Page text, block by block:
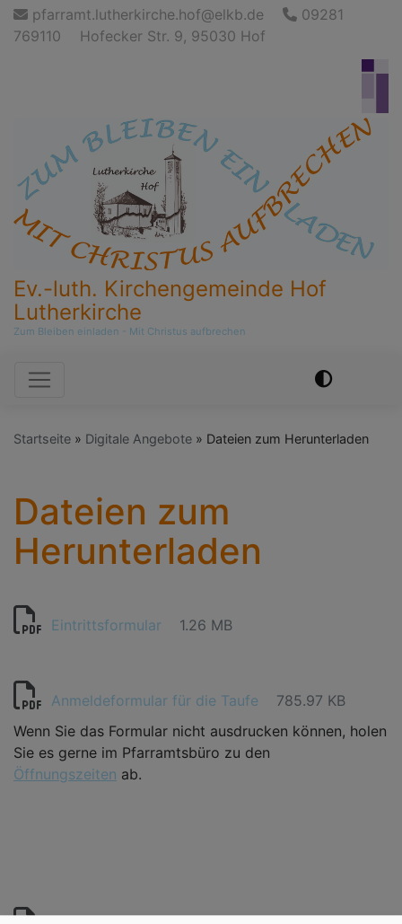
Direkt
zum
pfarramt.lutherkirche.hof@elkb.de
09281
769110
Hofecker Str. 9, 95030 Hof
Ev.-luth. Kirchengemeinde Hof
Lutherkirche
Zum Bleiben einladen - Mit Christus aufbrechen
Hauptnavigation
Startseite Digitale Angebote Dateien zum Herunterladen
Dateien zum
Herunterladen
Eintrittsformular 1.26 MB
Anmeldeformular für die Taufe
785.97 KB
Wenn Sie das Formular nicht ausdrucken können, holen
Sie es gerne im Pfarramtsbüro zu den
Öffnungszeiten ab.